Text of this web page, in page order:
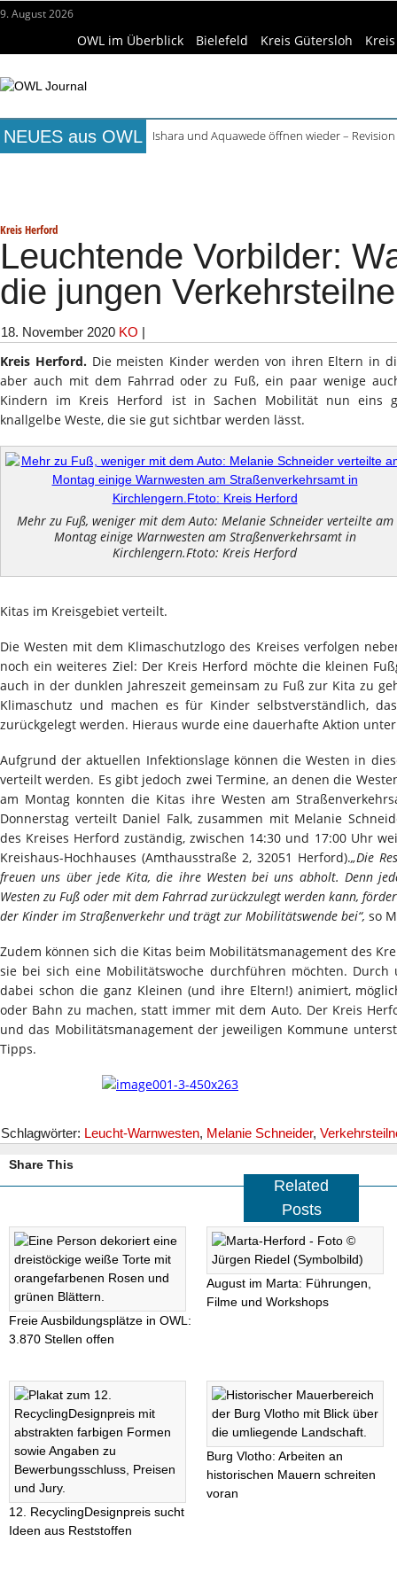
9. August 2026
OWL im Überblick Bielefeld Kreis Gütersloh
NEUES aus OWL
Ishara und Aquawede öffnen wieder –
Kreis Herford
Leuchtende Vorbilder:
die jungen
18. November 2020 KO |
Kreis Herford.Die meisten Kinder werden von ihren Eltern in
aber auch mit dem Fahrrad oder zu Fuß, ein paar wenige
Kindern im Kreis Herford ist in Sachen Mobilität nun eins
knallgelbe Weste, die sie gut sichtbar werden lässt.
Mehr zu Fuß, weniger mit dem Auto: Melanie Schneider verteilte am
Montag einige Warnwesten am Straßenverkehrsamt in
Kirchlengern.Ftoto: Kreis Herford
Kitas im Kreisgebiet verteilt.
Die Westen mit dem Klimaschutzlogo des Kreises verfolgen
noch ein weiteres Ziel: Der Kreis Herford möchte die kleinen
auch in der dunklen Jahreszeit gemeinsam zu Fuß zur Kita zu
Klimaschutz und machen es für Kinder selbstverständlich,
zurückgelegt werden. Hieraus wurde eine dauerhafte Aktion
Aufgrund der aktuellen Infektionslage können die Westen in
verteilt werden. Es gibt jedoch zwei Termine, an denen die
am Montag konnten die Kitas ihre Westen am
Donnerstag verteilt Daniel Falk, zusammen mit Melanie
des Kreises Herford zuständig, zwischen 14:30 und 17:00 Uhr
Kreishaus-Hochhauses (Amthausstraße 2, 32051 Herford).„Die
freuen uns über jede Kita, die ihre Westen bei uns abholt. Denn
Westen zu Fuß oder mit dem Fahrrad zurückzulegt werden kann,
der Kinder im Straßenverkehr und trägt zur Mobilitätswende bei“, so
Zudem können sich die Kitas beim Mobilitätsmanagement des
sie bei sich eine Mobilitätswoche durchführen möchten. Durch
dabei schon die ganz Kleinen (und ihre Eltern!) animiert,
oder Bahn zu machen, statt immer mit dem Auto. Der Kreis
und das Mobilitätsmanagement der jeweiligen Kommune
Tipps.
Schlagwörter: Leucht-Warnwesten, Melanie Schneider,
Share This
Related
Posts
Freie Ausbildungsplätze in OWL:
3.870 Stellen offen
August im Marta: Führungen,
Filme und Workshops
12. RecyclingDesignpreis sucht
Ideen aus Reststoffen
Burg Vlotho: Arbeiten an
historischen Mauern schreiten
voran